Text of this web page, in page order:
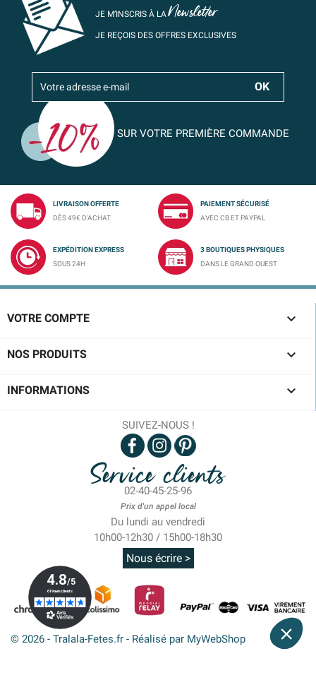
JE M’INSCRIS À LANewsletter
JE REÇOIS DES OFFRES EXCLUSIVES
SUR VOTRE PREMIÈRE COMMANDE
LIVRAISON OFFERTE
DÈS 49€ D'ACHAT
PAIEMENT SÉCURISÉ
AVEC CB ET PAYPAL
EXPÉDITION EXPRESS
SOUS 24H
3 BOUTIQUES PHYSIQUES
DANS LE GRAND OUEST
VOTRE COMPTE 
NOS PRODUITS 
INFORMATIONS 
SUIVEZ-NOUS !
Service clients
02-40-45-25-96
Prix d'un appel local
Du lundi au vendredi
10h00-12h30 / 15h00-18h30
Nous écrire >
© 2026 - Tralala-Fetes.fr - Réalisé par MyWebShop